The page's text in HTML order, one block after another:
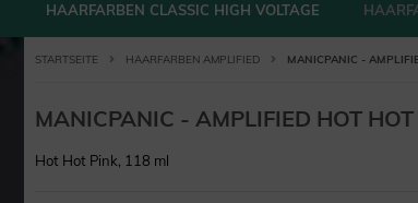
HAARFARBEN CLASSIC HIGH VOLTAGE
STARTSEITE HAARFARBEN AMPLIFIED MANICPANIC -
MANICPANIC - AMPLIFIED HOT
Hot Hot Pink, 118 ml